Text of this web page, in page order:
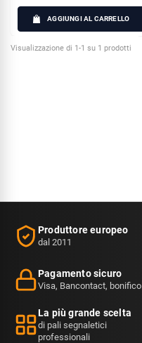
AGGIUNGI AL CARRELLO
Visualizzazione di 1-1 su 1 prodotti
Produttore europeo
dal 2011
Pagamento sicuro
Visa, Bancontact, bonifico
La più grande scelta
di pali segnaletici
professionali